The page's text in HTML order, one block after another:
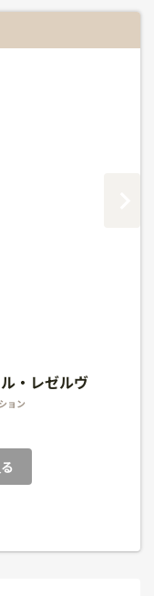
・レゼルヴ
ョン
ット スーヴェ
フ
グリ ローゼン
ヌ
ト LＰ
ヌ
ヌ